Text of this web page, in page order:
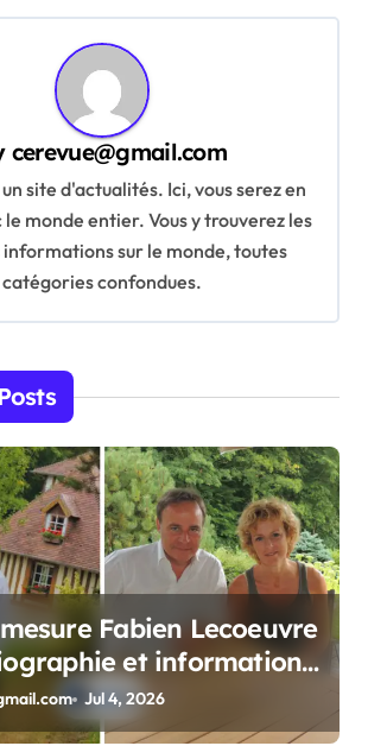
cerevue@gmail.com
site d'actualités. Ici, vous serez en
monde entier. Vous y trouverez les
sur le monde, toutes
catégories confondues.
Fabien Lecoeuvre
et informations
Jul 4, 2026